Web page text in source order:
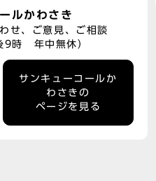
ルかわさき
せ、ご意見、ご相談
9時 年中無休）
サンキューコールか
わさきの
ページを見る